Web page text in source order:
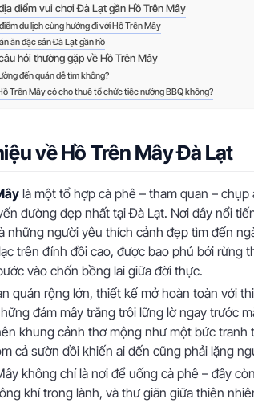
điểm vui chơi Đà Lạt gần Hồ Trên Mây
du lịch cùng hướng đi với Hồ Trên Mây
ăn đặc sản Đà Lạt gần hồ
hỏi thường gặp về Hồ Trên Mây
đến quán dễ tìm không?
Trên Mây có cho thuê tổ chức tiệc nướng BBQ không?
về Hồ Trên Mây Đà Lạt
là một tổ hợp cà phê – tham quan –
đường đẹp nhất tại Đà Lạt. Nơi đây nổi
những người yêu thích cảnh đẹp tìm đến
trên đỉnh đồi cao, được bao phủ bởi rừng
vào chốn bồng lai giữa đời thực.
quán rộng lớn, thiết kế mở hoàn toàn với
đám mây trắng trôi lững lờ ngay trước
khung cảnh thơ mộng như một bức
cả sườn đồi khiến ai đến cũng phải lặng
không chỉ là nơi để uống cà phê – đây
khí trong lành, và thư giãn giữa thiên